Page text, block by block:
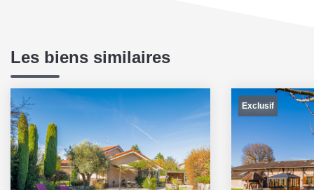
Les biens similaires
Exclusif